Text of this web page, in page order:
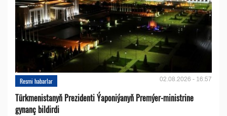
Resmi habarlar 02.08.2026 - 16:57
Türkmenistanyň Prezidenti Ýaponiýanyň Premýer-ministrine
gynanç bildirdi